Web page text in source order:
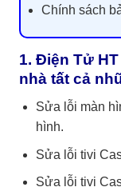
Chính sách
1. Điện Tử
nhà tất cả
Sửa lỗi màn
hình.
Sửa lỗi tivi
Sửa lỗi tivi